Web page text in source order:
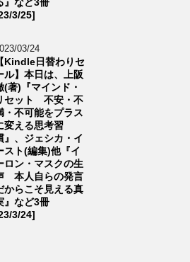
3/25]
03/24
【Kindle日替わりセ
ル】本日は、上阪
(著)『マインド・
セット 不安・不
・不可能をプラス
変える思考習
』、ジェシカ・イ
スト(編集)他『イ
ロン・マスクの生
本人自らの発言
からこそ見える真
』など3冊
3/24]